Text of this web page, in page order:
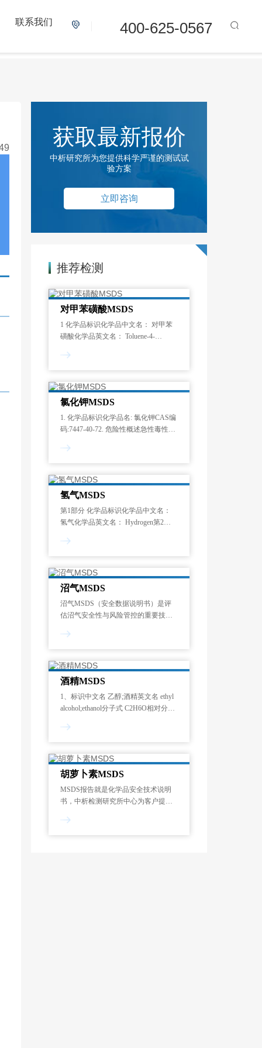
400-625-0567
联系我们
获取最新报价
中析研究所为您提供科学严谨的测试试
验方案
立即咨询
推荐检测
对甲苯磺酸MSDS
1 化学品标识化学品中文名： 对甲苯
磺酸化学品英文名： Toluene-4-
述：造成皮肤刺激。造成严重眼刺
类别：皮
氯化钾MSDS
1. 化学品标识化学品名: 氯化钾CAS编
码:7447-40-72. 危险性概述急性毒性
不适：呼叫解毒中心/医生。3. 成分/组
氢气MSDS
第1部分 化学品标识化学品中文名：
氢气化学品英文名： Hydrogen第2部
燃气体。GHS危险性类别：加压气体
说明
沼气MSDS
沼气MSDS（安全数据说明书）是评
估沼气安全性与风险管控的重要技术
燃性、毒性及腐蚀性等核心指标，确
杂质含量测定方法》及ISO 6143《气
体分析-校准用混
酒精MSDS
1、标识中文名 乙醇;酒精英文名 ethyl
alcohol;ethanol分子式 C2H6O相对分子
CH3CH2OH危险性类别 第3.2类 中闪
胡萝卜素MSDS
MSDS报告就是化学品安全技术说明
书，中析检测研究所中心为客户提供
测研究所中心是一家综合性的科研机